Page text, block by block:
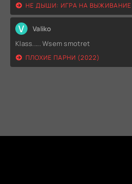
НЕ ДЫШИ: ИГРА НА ВЫЖИВАНИЕ
V Valiko
Klass..... Wsem smotret
ПЛОХИЕ ПАРНИ (2022)